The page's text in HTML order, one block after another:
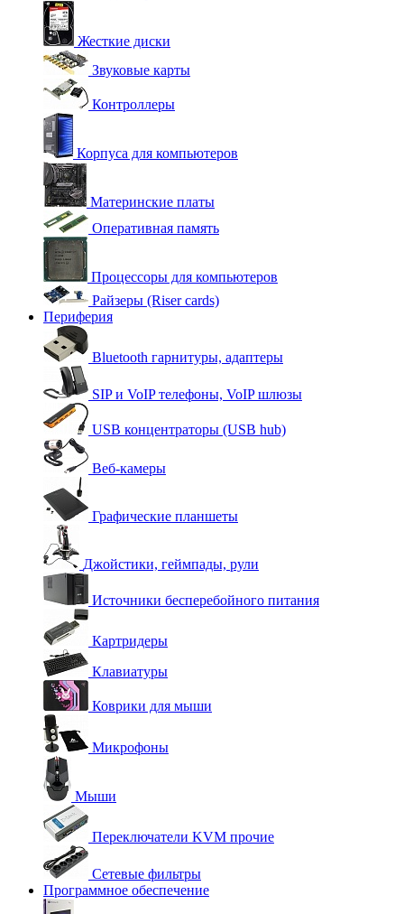
Жесткие диски
Звуковые карты
Контроллеры
Корпуса для компьютеров
Материнские платы
Оперативная память
Процессоры для компьютеров
Райзеры (Riser cards)
Периферия
Bluetooth гарнитуры, адаптеры
SIP и VoIP телефоны, VoIP шлюзы
USB концентраторы (USB hub)
Веб-камеры
Графические планшеты
Джойстики, геймпады, рули
Источники бесперебойного питания
Картридеры
Клавиатуры
Коврики для мыши
Микрофоны
Мыши
Переключатели KVM прочие
Сетевые фильтры
Программное обеспечение